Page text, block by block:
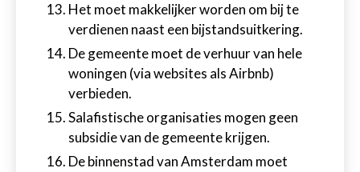
Het moet makkelijker worden om bij te
verdienen naast een bijstandsuitkering.
De gemeente moet de verhuur van hele
woningen (via websites als Airbnb)
verbieden.
Salafistische organisaties mogen geen
subsidie van de gemeente krijgen.
De binnenstad van Amsterdam moet